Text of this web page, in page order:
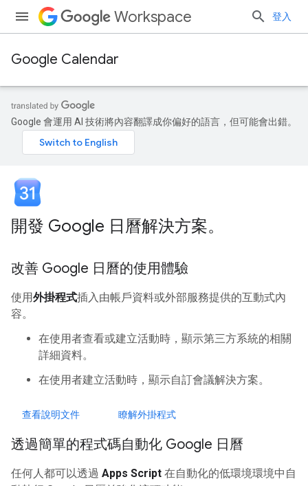
Workspace 登入
Google Calendar
Google 會運用 AI 技術將內容翻譯成你偏好的語言，但可能會出錯。
開發 Google 日曆解決方案。
改善 Google 日曆的使用體驗
使用外掛程式插入由帳戶資料或外部服務提供的互動式內
容。
在使用者查看或建立活動時，顯示第三方系統的相關
詳細資料。
在使用者建立活動時，顯示自訂會議解決方案。
查看說明文件 瞭解外掛程式
透過簡單的程式碼自動化 Google 日曆
任何人都可以透過 Apps Script 在自動化的低環境環境中自